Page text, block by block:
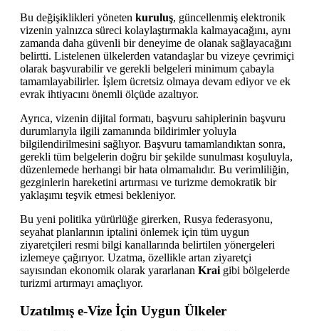
Bu değişiklikleri yöneten kuruluş, güncellenmiş elektronik
vizenin yalnızca süreci kolaylaştırmakla kalmayacağını, aynı
zamanda daha güvenli bir deneyime de olanak sağlayacağını
belirtti. Listelenen ülkelerden vatandaşlar bu vizeye çevrimiçi
olarak başvurabilir ve gerekli belgeleri minimum çabayla
tamamlayabilirler. İşlem ücretsiz olmaya devam ediyor ve ek
evrak ihtiyacını önemli ölçüde azaltıyor.
Ayrıca, vizenin dijital formatı, başvuru sahiplerinin başvuru
durumlarıyla ilgili zamanında bildirimler yoluyla
bilgilendirilmesini sağlıyor. Başvuru tamamlandıktan sonra,
gerekli tüm belgelerin doğru bir şekilde sunulması koşuluyla,
düzenlemede herhangi bir hata olmamalıdır. Bu verimliliğin,
gezginlerin hareketini artırması ve turizme demokratik bir
yaklaşımı teşvik etmesi bekleniyor.
Bu yeni politika yürürlüğe girerken, Rusya federasyonu,
seyahat planlarının iptalini önlemek için tüm uygun
ziyaretçileri resmi bilgi kanallarında belirtilen yönergeleri
izlemeye çağırıyor. Uzatma, özellikle artan ziyaretçi
sayısından ekonomik olarak yararlanan Krai gibi bölgelerde
turizmi artırmayı amaçlıyor.
Uzatılmış e-Vize İçin Uygun Ülkeler